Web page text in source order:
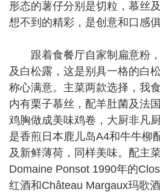
形态的薯仔分别是切粒，慕丝
想不到的精彩，是创意和口感
跟着食餐厅自家制扁意粉，
及白松露，这是别具一格的白
称心满意。主菜两款选择，我
内有栗子慕丝，配羊肚菌及法
鸡胸做成美味鸡卷，大厨非凡
是香煎日本鹿儿岛A4和牛牛柳
及新鲜薄荷，同样美味。配主
Domaine Ponsot 1990年的
红酒和Château Margaux玛歌